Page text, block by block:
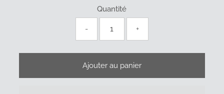
Quantité
- +